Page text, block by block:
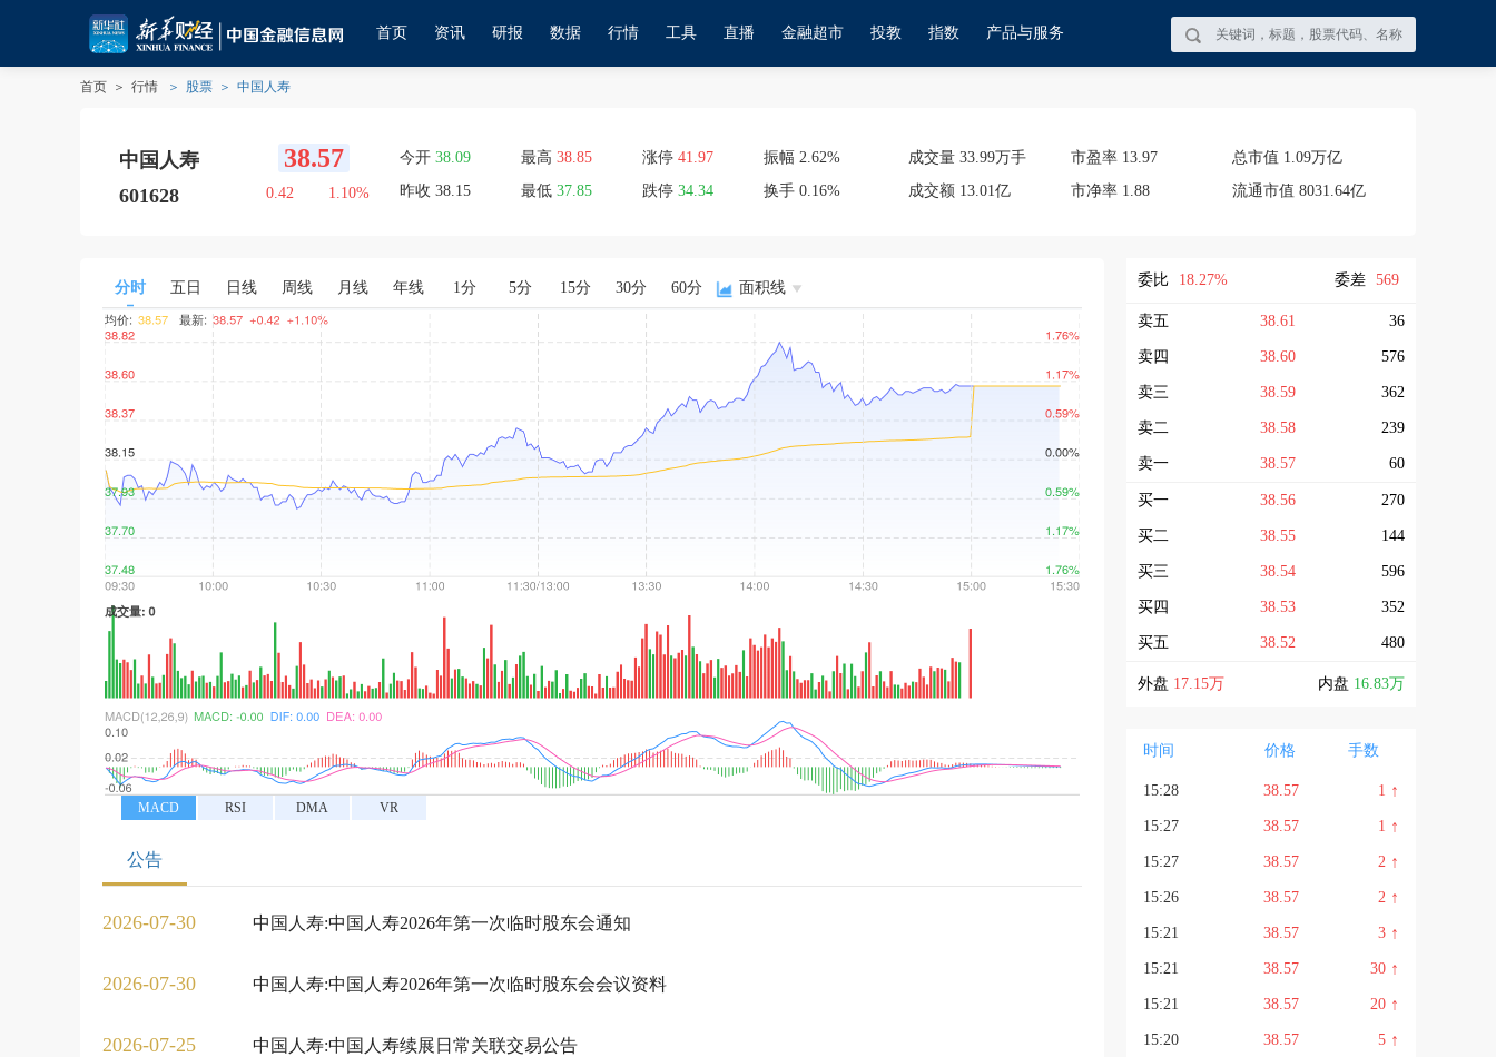
首页 资讯 研报 数据 行情 工具 直播 金融超市 投教 指数 产品与服务
首页 ＞ 行情 ＞ 股票 ＞ 中国人寿
中国人寿
中国人寿
601628
38.57
0.42 1.10%
今开 38.09 最高 38.85 涨停 41.97 振幅 2.62% 成交量33.99万手 市盈率 13.97 总市值 1.09万亿
昨收 38.15 最低 37.85 跌停 34.34 换手 0.16% 成交额 13.01亿 市净率 1.88 流通市值 8031.64亿
分时 五日 日线 周线 月线 年线 1分 5分 15分 30分 60分 面积线
MACD RSI DMA VR
公告
2026-07-30 中国人寿:中国人寿2026年第一次临时股东会通知
2026-07-30 中国人寿:中国人寿2026年第一次临时股东会会议资料
2026-07-25 中国人寿:中国人寿续展日常关联交易公告
委比 18.27% 委差 569
卖五 38.61 36
卖四 38.60 576
卖三 38.59 362
卖二 38.58 239
卖一 38.57 60
买一 38.56 270
买二 38.55 144
买三 38.54 596
买四 38.53 352
买五 38.52 480
外盘 17.15万 内盘 16.83万
时间 价格 手数
15:28 38.57 1 ↑
15:27 38.57 1 ↑
15:27 38.57 2 ↑
15:26 38.57 2 ↑
15:21 38.57 3 ↑
15:21 38.57 30 ↑
15:21 38.57 20 ↑
15:20 38.57 5 ↑